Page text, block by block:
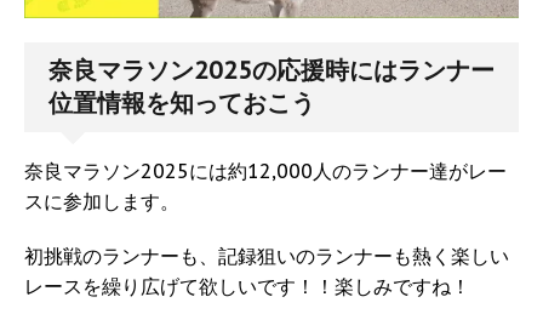
奈良マラソン2025の応援時にはランナー
位置情報を知っておこう
奈良マラソン2025には約12,000人のランナー達がレー
スに参加します。
初挑戦のランナーも、記録狙いのランナーも熱く楽しい
レースを繰り広げて欲しいです！！楽しみですね！